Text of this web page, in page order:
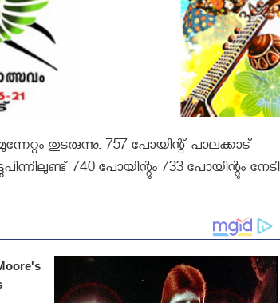
തുടരുന്നു. 757 പോയിന്റ് പാലക്കാട്
740 പോയിന്റും 733 പോയിന്റും നേടി